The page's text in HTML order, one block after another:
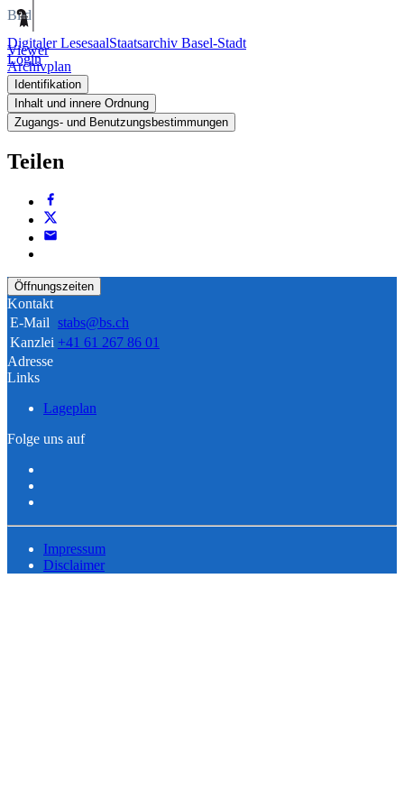
Digitaler LesesaalStaatsarchiv Basel-Stadt
Login
Bild
Viewer
Archivplan
Identifikation
Inhalt und innere Ordnung
Zugangs- und Benutzungsbestimmungen
Teilen
Öffnungszeiten
Kontakt
E-Mail stabs@bs.ch
Kanzlei +41 61 267 86 01
Adresse
Links
Lageplan
Folge uns auf
Impressum
Disclaimer